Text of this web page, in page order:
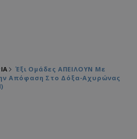
Έξι Ομάδες ΑΠΕΙΛΟΥΝ Με
Απόφαση Στο Δόξα-Αχυρώνας